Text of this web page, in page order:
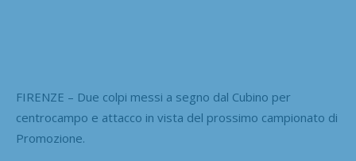
FIRENZE – Due colpi messi a segno dal Cubino per
centrocampo e attacco in vista del prossimo campionato di
Promozione.